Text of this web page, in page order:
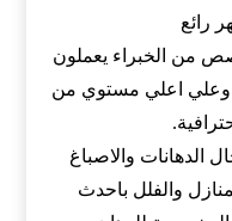
رائع
من الخبراء يعملون
وعلي اعلي مستوي من
الدهانات والاصباغ
والفلل باحدث